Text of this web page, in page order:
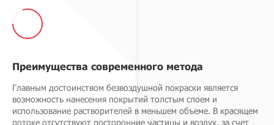
Преимущества современного метода
Главным достоинством безвоздушной покраски является
возможность нанесения покрытий толстым слоем и
использование растворителей в меньшем объеме. В красящем
потоке отсутствуют посторонние частицы и воздух, за счет